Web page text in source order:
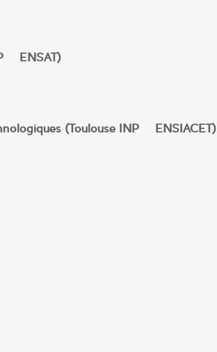
– ENSAT)
(Toulouse INP – ENSIACET)